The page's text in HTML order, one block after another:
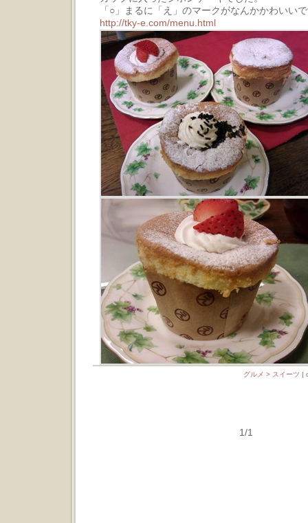
「○」まるに「え」のマークがなんかかわいい
http://tky-e.com/menu.html
グルメ > スイーツ |
1/1